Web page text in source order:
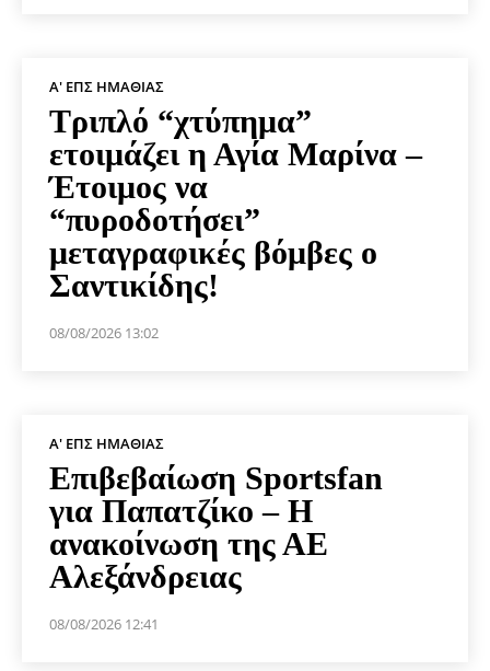
Α' ΕΠΣ ΗΜΑΘΊΑΣ
Τριπλό “χτύπημα”
ετοιμάζει η Αγία Μαρίνα –
Έτοιμος να
“πυροδοτήσει”
μεταγραφικές βόμβες ο
Σαντικίδης!
08/08/2026 13:02
Α' ΕΠΣ ΗΜΑΘΊΑΣ
Επιβεβαίωση Sportsfan
για Παπατζίκο – Η
ανακοίνωση της ΑΕ
Αλεξάνδρειας
08/08/2026 12:41